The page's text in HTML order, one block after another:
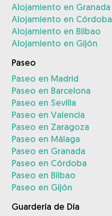
Alojamiento en Granada
Alojamiento en Córdoba
Alojamiento en Bilbao
Alojamiento en Gijón
Paseo
Paseo en Madrid
Paseo en Barcelona
Paseo en Sevilla
Paseo en Valencia
Paseo en Zaragoza
Paseo en Málaga
Paseo en Granada
Paseo en Córdoba
Paseo en Bilbao
Paseo en Gijón
Guardería de Día